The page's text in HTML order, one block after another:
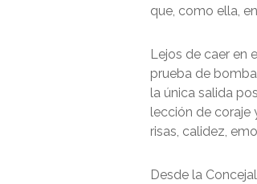
que, como ella,
Lejos de caer en
prueba de
la única salida
lección de coraje
risas, calidez,
Desde la